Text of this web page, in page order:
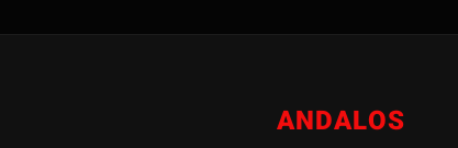
ANDALOS